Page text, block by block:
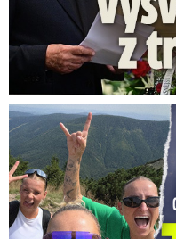
Vondroušová po šokujících